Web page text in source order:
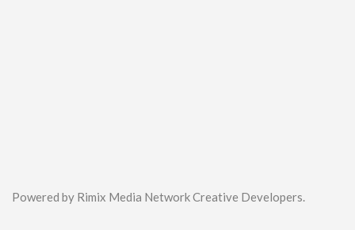
Powered by Rimix Media Network Creative Developers.